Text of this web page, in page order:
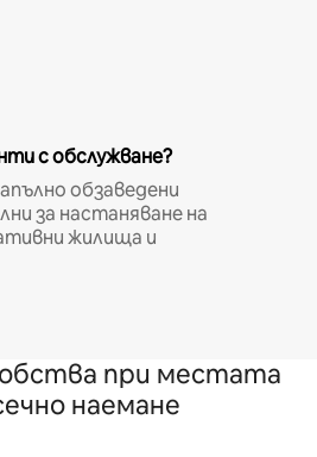
с обслужване?
обзаведени
за настаняване на
жилища и
при местата
наемане